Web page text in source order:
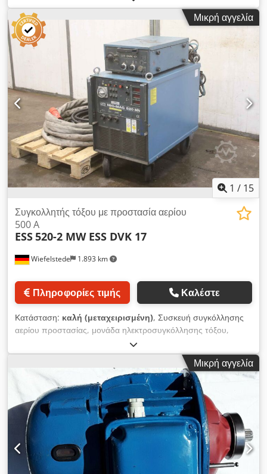
περισσότερα από 15.000 ανταλλακτικά Demag σε απόθεμα
Μπορείτε να βρείτε περισσότερες πληροφορίες στον ιστότοπό
μας ή σε άλλες διαφημίσεις. Chsdpjh Uqfujfx Adksa
Μικρή αγγελία
1 / 15
Wiefelstede 1.893 km
Συγκολλητής τόξου με προστασία αερίου
500 A
ESS520-2 MW ESS DVK 17
Πληροφορίες τιμής Καλέστε
Κατάσταση: καλή (μεταχειρισμένη), Συσκευή συγκόλλησης
αερίου προστασίας, μονάδα ηλεκτροσυγκόλλησης τόξου,
μονάδα συγκόλλησης MIG/MAG Csdpfx Ajqvp Nkodkeha -
Κατασκευαστής: Ess, συσκευή συγκόλλησης MIG-MAG 520-2
MW - Τύπος: 520-2MW - Μέγ. ικανότητα συγκόλλησης: 500 A
- Υδρόψυκτη - Θήκη προώθησης σύρματος: ESS DVK 17 με
κίνηση 4 ρολών - Διαστάσεις: 1160/500/Υ1220 mm - Βάρος:
379 kg
Μικρή αγγελία